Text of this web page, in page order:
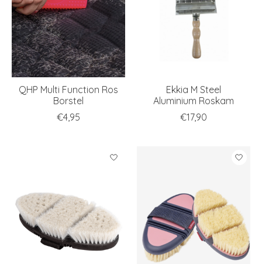
QHP Multi Function Ros
Borstel
€4,95
Ekkia M Steel
Aluminium Roskam
€17,90